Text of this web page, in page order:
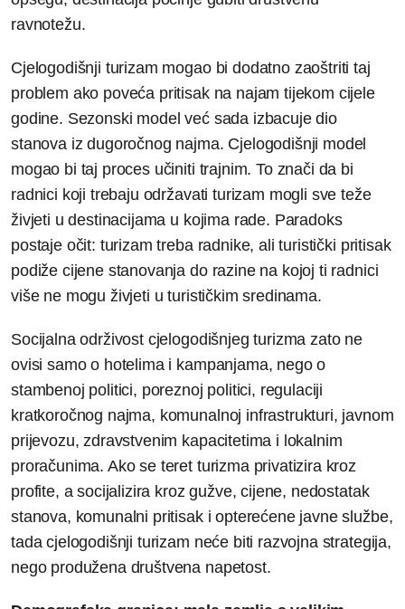
ravnotežu.
Cjelogodišnji turizam mogao bi dodatno zaoštriti taj
problem ako poveća pritisak na najam tijekom cijele
godine. Sezonski model već sada izbacuje dio
stanova iz dugoročnog najma. Cjelogodišnji model
mogao bi taj proces učiniti trajnim. To znači da bi
radnici koji trebaju održavati turizam mogli sve teže
živjeti u destinacijama u kojima rade. Paradoks
postaje očit: turizam treba radnike, ali turistički pritisak
podiže cijene stanovanja do razine na kojoj ti radnici
više ne mogu živjeti u turističkim sredinama.
Socijalna održivost cjelogodišnjeg turizma zato ne
ovisi samo o hotelima i kampanjama, nego o
stambenoj politici, poreznoj politici, regulaciji
kratkoročnog najma, komunalnoj infrastrukturi, javnom
prijevozu, zdravstvenim kapacitetima i lokalnim
proračunima. Ako se teret turizma privatizira kroz
profite, a socijalizira kroz gužve, cijene, nedostatak
stanova, komunalni pritisak i opterećene javne službe,
tada cjelogodišnji turizam neće biti razvojna strategija,
nego produžena društvena napetost.